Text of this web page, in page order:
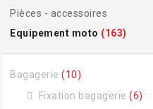
Pièces - accessoires
Equipement moto (163)
Bagagerie (10)
Fixation bagagerie (6)